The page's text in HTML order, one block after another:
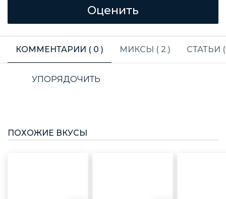
КОММЕНТАРИИ ( 0 ) МИКСЫ ( 2 ) СТАТЬИ
УПОРЯДОЧИТЬ
ПОХОЖИЕ ВКУСЫ